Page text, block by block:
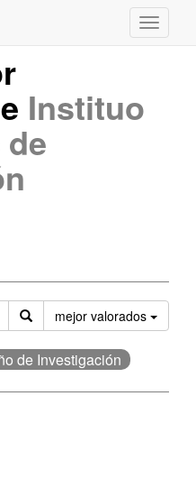
Instituo
mejor valorados
de Investigación